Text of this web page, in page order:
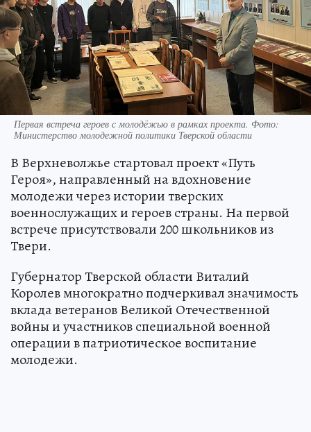
Первая встреча героев с молодёжью в рамках проекта. Фото:
Министерство молодежной политики Тверской области
В Верхневолжье стартовал проект «Путь
Героя», направленный на вдохновение
молодежи через истории тверских
военнослужащих и героев страны. На первой
встрече присутствовали 200 школьников из
Твери.
Губернатор Тверской области Виталий
Королев многократно подчеркивал значимость
вклада ветеранов Великой Отечественной
войны и участников специальной военной
операции в патриотическое воспитание
молодежи.